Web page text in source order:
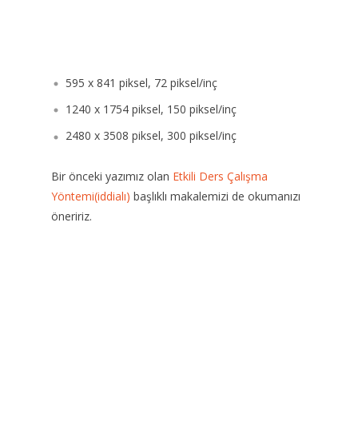
595 x 841 piksel, 72 piksel/inç
1240 x 1754 piksel, 150 piksel/inç
2480 x 3508 piksel, 300 piksel/inç
Bir önceki yazımız olan Etkili Ders Çalışma
Yöntemi(iddialı) başlıklı makalemizi de okumanızı
öneririz.